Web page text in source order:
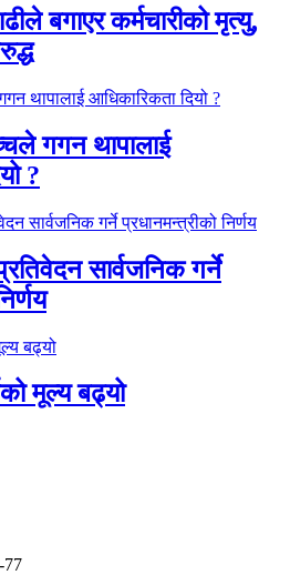
बगाएर कर्मचारीको मृत्यु,
गगन थापालाई
?
सार्वजनिक गर्ने
मूल्य बढ्यो
77